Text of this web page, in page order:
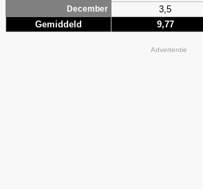
December
3,5
Gemiddeld 9,77
Advertentie